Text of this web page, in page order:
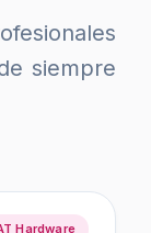
siempre
Hardware